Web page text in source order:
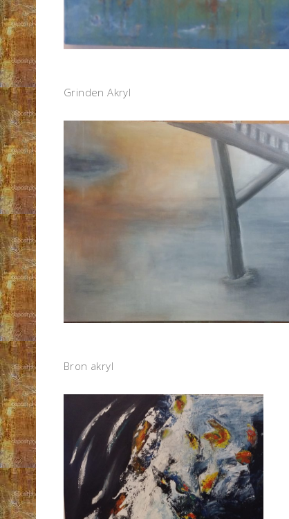
Grinden Akryl
Bron akryl